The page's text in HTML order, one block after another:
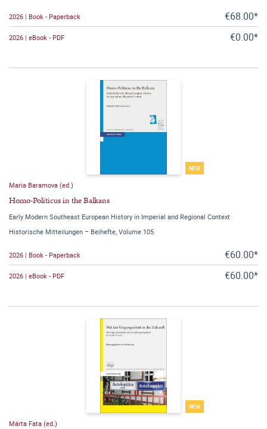
2026 | Book - Paperback €68.00*
2026 | eBook - PDF €0.00*
NEW
Maria Baramova (ed.)
Homo-Politicus in the Balkans
Early Modern Southeast European History in Imperial and Regional Context
Historische Mitteilungen – Beihefte, Volume 105
2026 | Book - Paperback €60.00*
2026 | eBook - PDF €60.00*
NEW
Márta Fata (ed.)